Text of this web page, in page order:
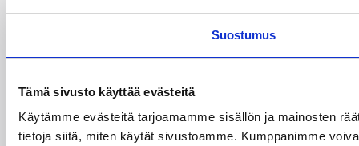
Suostumus
Tämä sivusto käyttää evästeitä
Käytämme evästeitä tarjoamamme sisällön ja mainosten
tietoja siitä, miten käytät sivustoamme. Kumppanimme